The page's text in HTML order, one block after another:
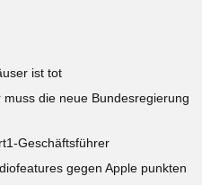
ist tot
die neue Bundesregierung
Geschäftsführer
gegen Apple punkten